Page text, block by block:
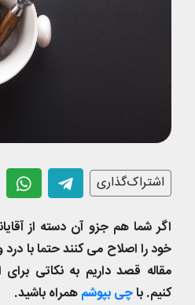
اشتراک‌گذاری
اگر شما هم جزو آن دسته از
خود را اصلاح می کنند حتما با
مقاله قصد داریم به نکاتی
کنیم. باچی بپوشمهمراه باشید.